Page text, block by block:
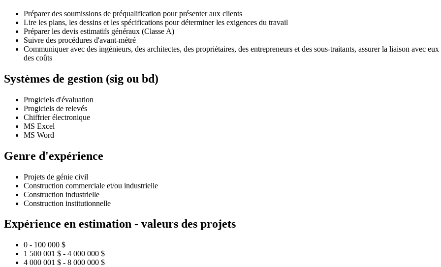
Préparer des soumissions de préqualification pour présenter aux clients
Lire les plans, les dessins et les spécifications pour déterminer les exigences du travail
Préparer les devis estimatifs généraux (Classe A)
Suivre des procédures d'avant-métré
Communiquer avec des ingénieurs, des architectes, des propriétaires, des entrepreneurs et des sous-traitants, assurer la liaison avec
des coûts
Systèmes de gestion (sig ou bd)
Progiciels d'évaluation
Progiciels de relevés
Chiffrier électronique
MS Excel
MS Word
Genre d'expérience
Projets de génie civil
Construction commerciale et/ou industrielle
Construction industrielle
Construction institutionnelle
Expérience en estimation - valeurs des projets
0 - 100 000 $
1 500 001 $ - 4 000 000 $
4 000 001 $ - 8 000 000 $